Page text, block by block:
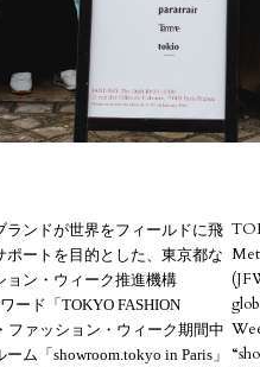
ンドが世界をフィールドに飛
ートを目的とした、東京都な
ョン・ウィーク推進機構
ード「TOKYO FASHION
ファッション・ウィーク期間中
ム「showroom.tokyo in Paris」